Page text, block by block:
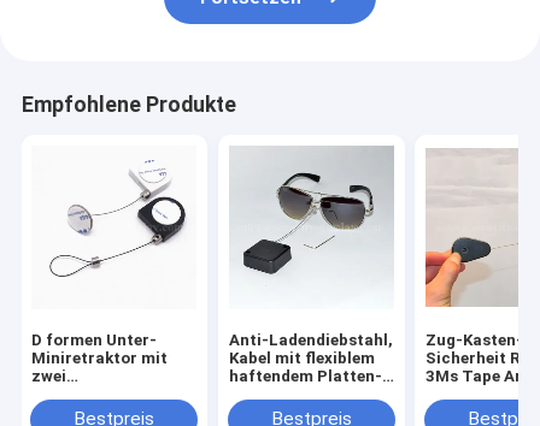
Empfohlene Produkte
D formen Unter-
Miniretraktor mit
zwei
KrägenBestpreis
Anti-Ladendiebstahl,
Kabel mit flexiblem
haftendem Platten-
Bestpreis
Zug-Kasten-
Sicherheit
3Ms Tape